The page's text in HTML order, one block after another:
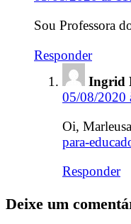
Sou Professora
Responder
Ingrid
05/08/2020
Oi,
para-
Responder
Deixe um